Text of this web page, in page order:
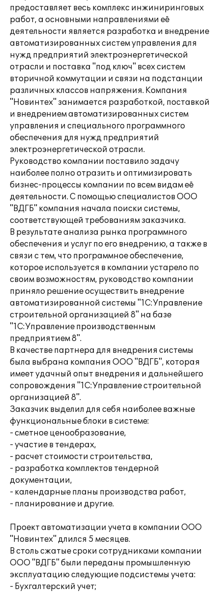
предоставляет весь комплекс инжиниринговых
работ, а основными направлениями её
деятельности является разработка и внедрение
автоматизированных систем управления для
нужд предприятий электроэнергетической
отрасли и поставка "под ключ" всех систем
вторичной коммутации и связи на подстанции
различных классов напряжения. Компания
"Новинтех" занимается разработкой, поставкой
и внедрением автоматизированных систем
управления и специального программного
обеспечения для нужд предприятий
электроэнергетической отрасли.
Руководство компании поставило задачу
наиболее полно отразить и оптимизировать
бизнес-процессы компании по всем видам её
деятельности. С помощью специалистов ООО
"ВДГБ" компания начала поиски системы,
соответствующей требованиям заказчика.
В результате анализа рынка программного
обеспечения и услуг по его внедрению, а также в
связи с тем, что программное обеспечение,
которое используется в компании устарело по
своим возможностям, руководство компании
приняло решение осуществить внедрение
автоматизированной системы "1С:Управление
строительной организацией 8" на базе
"1С:Управление производственным
предприятием 8".
В качестве партнера для внедрения системы
была выбрана компания ООО "ВДГБ", которая
имеет удачный опыт внедрения и дальнейшего
сопровождения "1С:Управление строительной
организацией 8".
Заказчик выделил для себя наиболее важные
функциональные блоки в системе:
- сметное ценообразование,
- участие в тендерах,
- расчет стоимости строительства,
- разработка комплектов тендерной
документации,
- календарные планы производства работ,
- планирование и другие.
Проект автоматизации учета в компании ООО
"Новинтех" длился 5 месяцев.
В столь сжатые сроки сотрудниками компании
ООО "ВДГБ" были переданы промышленную
эксплуатацию следующие подсистемы учета:
- Бухгалтерский учет;